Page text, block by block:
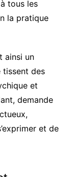
tous les
la pratique
ainsi un
tissent des
et
demande
et de